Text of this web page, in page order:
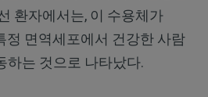
환자에서는, 이 수용체가
정 면역세포에서 건강한 사람
하는 것으로 나타났다.